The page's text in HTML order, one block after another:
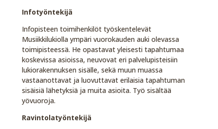
Infotyöntekijä
Infopisteen toimihenkilöt työskentelevät
Musiikkilukiolla ympäri vuorokauden auki olevassa
toimipisteessä. He opastavat yleisesti tapahtumaa
koskevissa asioissa, neuvovat eri palvelupisteisiin
lukiorakennuksen sisälle, sekä muun muassa
vastaanottavat ja luovuttavat erilaisia tapahtuman
sisäisiä lähetyksiä ja muita asioita. Työ sisältää
yövuoroja.
Ravintolatyöntekijä